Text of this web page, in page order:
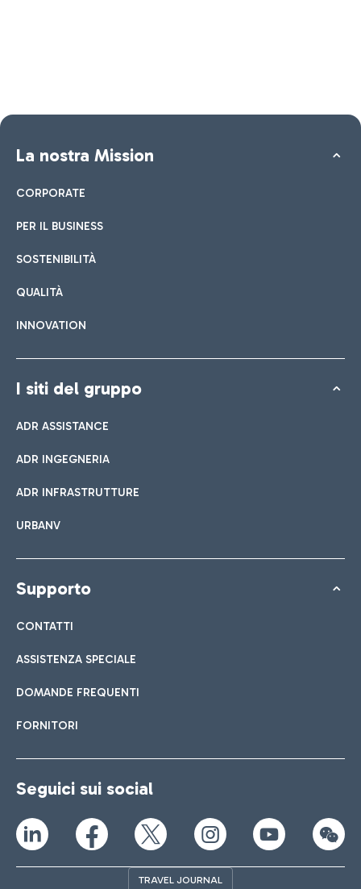
La nostra Mission
CORPORATE
PER IL BUSINESS
SOSTENIBILITÀ
QUALITÀ
INNOVATION
I siti del gruppo
ADR ASSISTANCE
ADR INGEGNERIA
ADR INFRASTRUTTURE
URBANV
Supporto
CONTATTI
ASSISTENZA SPECIALE
DOMANDE FREQUENTI
FORNITORI
Seguici sui social
TRAVEL JOURNAL